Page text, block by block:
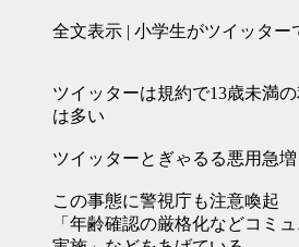
全文表示 | 小学生がツイッタ
ツイッターは規約で13歳未満
は多い
ツイッターとぎゃるる悪用急
この事態に警視庁も注意喚起
「年齢確認の厳格化などコミ